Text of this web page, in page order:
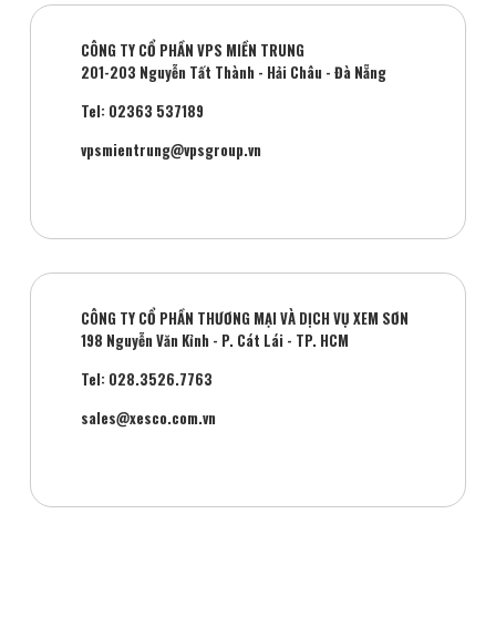
CÔNG TY CỔ PHẦN VPS MIỀN TRUNG
201-203 Nguyễn Tất Thành - Hải Châu - Đà Nẵng
Tel: 02363 537189
vpsmientrung@vpsgroup.vn
CÔNG TY CỔ PHẦN THƯƠNG MẠI VÀ DỊCH VỤ XEM SƠN
198 Nguyễn Văn Kỉnh - P. Cát Lái - TP. HCM
Tel: 028.3526.7763
sales@xesco.com.vn